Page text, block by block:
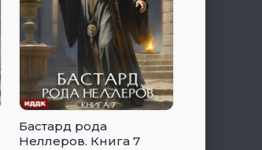
Бастард рода
Неллеров. Книга 7